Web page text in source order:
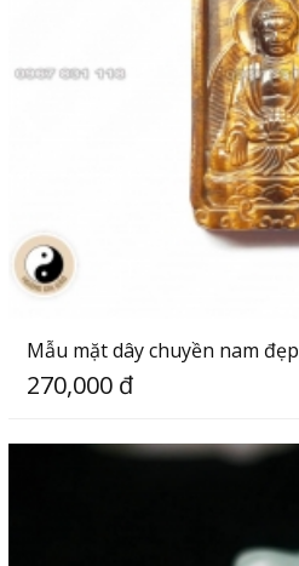
Mẫu mặt dây chuyền nam đẹp
270,000 đ